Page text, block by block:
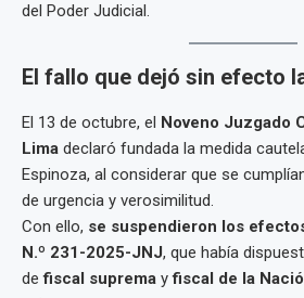
del Poder Judicial.
El fallo que dejó sin efecto
El 13 de octubre, el Noveno Juzgado
Lima declaró fundada la medida
Espinoza, al considerar que se
de urgencia y verosimilitud.
Con ello, se suspendieron los
N.º 231-2025-JNJ, que había
defiscal suprema yfiscal de la